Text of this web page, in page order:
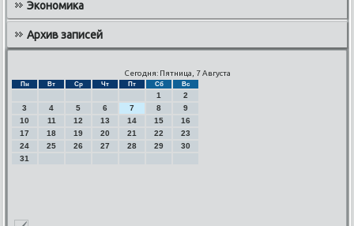
Экономика
Архив записей
Сегодня: Пятница, 7 Августа
Пн Вт Ср Чт Пт Сб Вс
1
2
3
4 5 6 7 8
9
10
11 12 13 14 15
16
17
18 19 20 21 22
23
24
25 26 27 28 29
30
31